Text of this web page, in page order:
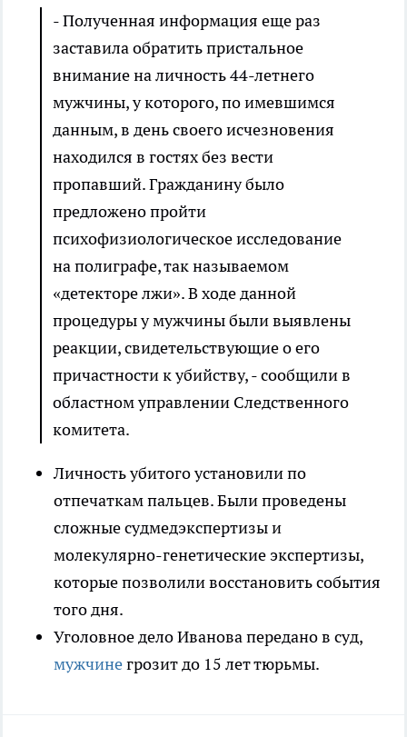
- Полученная информация еще раз
заставила обратить пристальное
внимание на личность 44-летнего
мужчины, у которого, по имевшимся
данным, в день своего исчезновения
находился в гостях без вести
пропавший. Гражданину было
предложено пройти
психофизиологическое исследование
на полиграфе, так называемом
«детекторе лжи». В ходе данной
процедуры у мужчины были выявлены
реакции, свидетельствующие о его
причастности к убийству, - сообщили в
областном управлении Следственного
комитета.
Личность убитого установили по
отпечаткам пальцев. Были проведены
сложные судмедэкспертизы и
молекулярно-генетические экспертизы,
которые позволили восстановить события
того дня.
Уголовное дело Иванова передано в суд,
мужчинегрозит до 15 лет тюрьмы.